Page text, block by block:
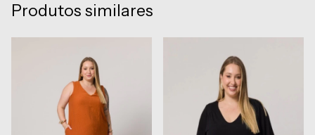
Produtos similares